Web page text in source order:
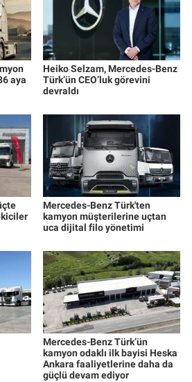
aya
Heiko Selzam, Mercedes-Benz
Türk’ün CEO’luk görevini
devraldı
Mercedes-Benz Türk'ten
kamyon müşterilerine uçtan
uca dijital filo yönetimi
Mercedes-Benz Türk’ün
kamyon odaklı ilk bayisi Heska
Ankara faaliyetlerine daha da
güçlü devam ediyor